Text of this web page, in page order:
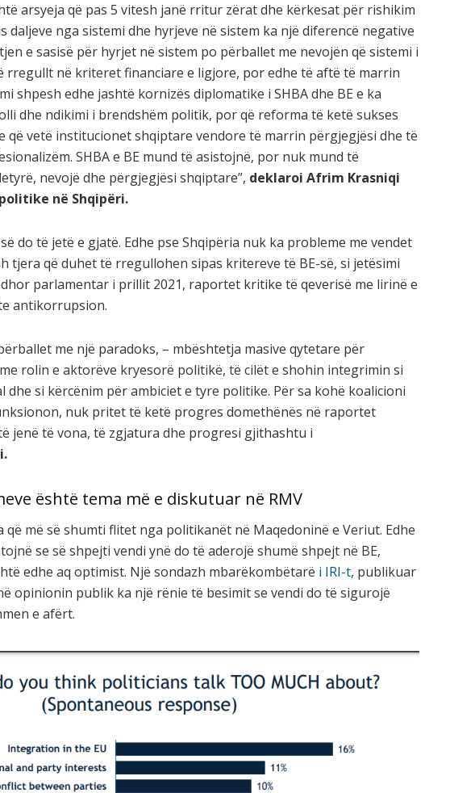
arsyeja që pas 5 vitesh janë rritur zërat dhe kërkesat për rishikim
daljeve nga sistemi dhe hyrjeve në sistem ka një diferencë negative
e sasisë për hyrjet në sistem po përballet me nevojën që sistemi i
rregullt në kriteret financiare e ligjore, por edhe të aftë të marrin
shpesh edhe jashtë kornizës diplomatike i SHBA dhe BE e ka
dhe ndikimi i brendshëm politik, por që reforma të ketë sukses
që vetë institucionet shqiptare vendore të marrin përgjegjësi dhe të
SHBA e BE mund të asistojnë, por nuk mund të
nevojë dhe përgjegjësi shqiptare”, deklaroi Afrim Krasniqi
në Shqipëri.
do të jetë e gjatë. Edhe pse Shqipëria nuk ka probleme me vendet
tjera që duhet të rregullohen sipas kritereve të BE-së, si jetësimi
parlamentar i prillit 2021, raportet kritike të qeverisë me lirinë e
antikorrupsion.
me një paradoks, – mbështetja masive qytetare për
rolin e aktorëve kryesorë politikë, të cilët e shohin integrimin si
si kërcënim për ambiciet e tyre politike. Për sa kohë koalicioni
nuk pritet të ketë progres domethënës në raportet
jenë të vona, të zgjatura dhe progresi gjithashtu i
është tema më e diskutuar në RMV
që më së shumti flitet nga politikanët në Maqedoninë e Veriut. Edhe
se së shpejti vendi ynë do të aderojë shumë shpejt në BE,
edhe aq optimist. Një sondazh mbarëkombëtarë i IRI-t, publikuar
opinionin publik ka një rënie të besimit se vendi do të sigurojë
e afërt.